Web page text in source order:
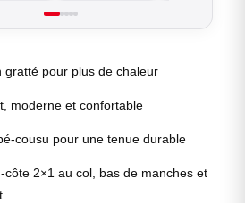
gratté pour plus de chaleur
moderne et confortable
cousu pour une tenue durable
côte 2×1 au col, bas de manches et